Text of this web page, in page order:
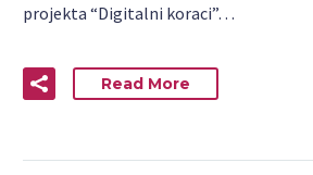
projekta “Digitalni koraci”…
Read More